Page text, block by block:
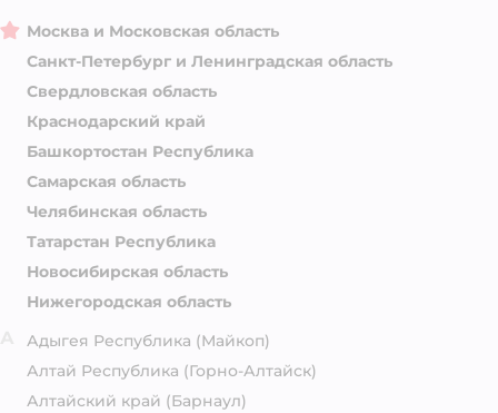
Москва и Московская область
Санкт-Петербург и Ленинградская область
Свердловская область
Краснодарский край
Башкортостан Республика
Самарская область
Челябинская область
Татарстан Республика
Новосибирская область
Нижегородская область
Адыгея Республика (Майкоп)
Алтай Республика (Горно-Алтайск)
Алтайский край (Барнаул)